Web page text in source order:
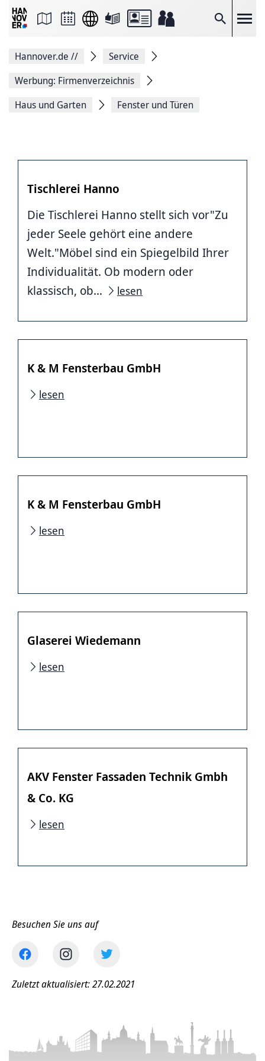
Suche
Seite
Facebook
teilen
Seitenlink
Hannover.de //
Service
Werbung: Firmenverzeichnis
Haus und Garten
Fenster und Türen
Tischlerei Hanno
Die Tischlerei Hanno stellt sich vor"Zu
jeder Seele gehört eine andere
Welt."Möbel sind ein Spiegelbild Ihrer
Individualität. Ob modern oder
klassisch, ob...
lesen
K & M Fensterbau GmbH
lesen
K & M Fensterbau GmbH
lesen
Glaserei Wiedemann
lesen
AKV Fenster Fassaden Technik Gmbh
& Co. KG
lesen
Besuchen Sie uns auf
Zuletzt aktualisiert: 27.02.2021